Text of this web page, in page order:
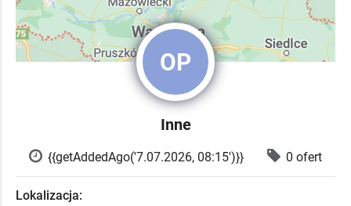
OP
Inne
{{getAddedAgo('7.07.2026, 08:15')}} 0 ofert
Lokalizacja: